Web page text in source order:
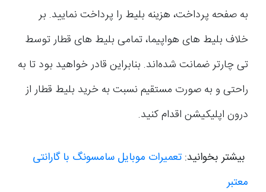
به صفحه پرداخت، هزینه بلیط را پرداخت نمایید. بر
خلاف بلیط های هواپیما، تمامی بلیط های قطار توسط
تی چارتر ضمانت شده‌اند. بنابراین قادر خواهید بود تا به
راحتی و به صورت مستقیم نسبت به خرید بلیط قطار از
درون اپلیکیشن اقدام کنید.
بیشتر بخوانید: تعمیرات موبایل سامسونگ با گارانتی
معتبر